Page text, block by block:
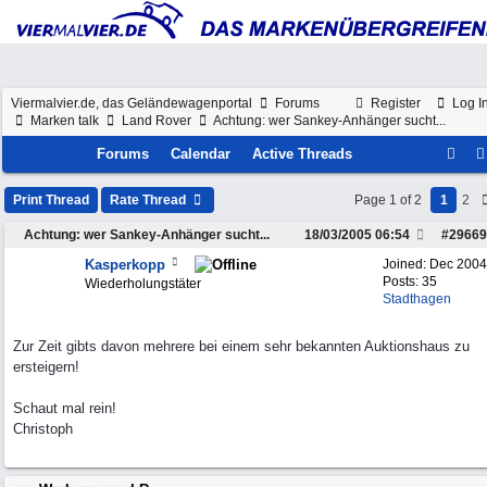
Register Log
Viermalvier.de, das Geländewagenportal
Forums
Marken talk
Land Rover Achtung: wer Sankey-Anhänger sucht...
Forums Calendar Active Threads
Print Thread Rate Thread Page 1 of 2 1 2
Achtung: wer Sankey-Anhänger sucht... #29669
18/03/2005 06:54
Joined: Dec 2004
Posts: 35
Stadthagen
Kasperkopp
Wiederholungstäter
Zur Zeit gibts davon mehrere bei einem sehr bekannten Auktionshaus zu
ersteigern!
Schaut mal rein!
Christoph